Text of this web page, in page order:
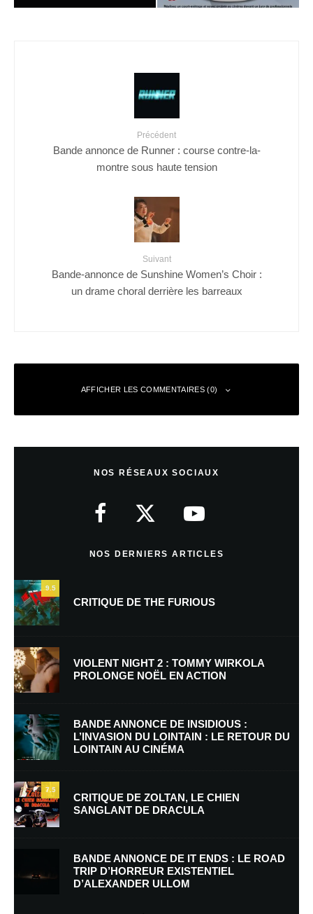
Précédent
Bande annonce de Runner : course contre-la-
montre sous haute tension
Suivant
Bande-annonce de Sunshine Women’s Choir :
un drame choral derrière les barreaux
AFFICHER LES COMMENTAIRES (0)
Nom*
E-mail* Site web
Enregistrer mon nom, mon e-mail et mon site dans le navigateur pour
mon prochain commentaire.
Prévenez-moi de tous les nouveaux commentaires par e-mail.
NOS RÉSEAUX SOCIAUX
NOS DERNIERS ARTICLES
9.5
CRITIQUE DE THE FURIOUS
VIOLENT NIGHT 2 : TOMMY WIRKOLA
PROLONGE NOËL EN ACTION
BANDE ANNONCE DE INSIDIOUS :
L’INVASION DU LOINTAIN : LE RETOUR DU
LOINTAIN AU CINÉMA
7.5
CRITIQUE DE ZOLTAN, LE CHIEN
SANGLANT DE DRACULA
BANDE ANNONCE DE IT ENDS : LE ROAD
TRIP D’HORREUR EXISTENTIEL
D’ALEXANDER ULLOM